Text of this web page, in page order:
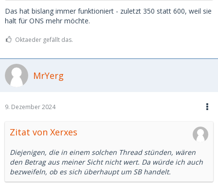
Das hat bislang immer funktioniert - zuletzt 350 statt 600, weil sie
halt für ONS mehr möchte.
Oktaeder gefällt das.
MrYerg
9. Dezember 2024
Zitat von Xerxes
Diejenigen, die in einem solchen Thread stünden, wären
den Betrag aus meiner Sicht nicht wert. Da würde ich auch
bezweifeln, ob es sich überhaupt um SB handelt.